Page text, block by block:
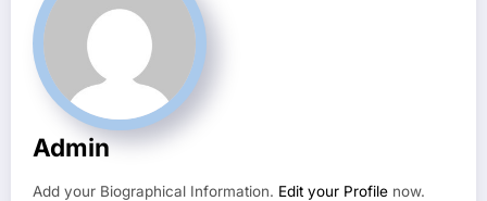
Admin
Add your Biographical Information. Edit your Profile now.